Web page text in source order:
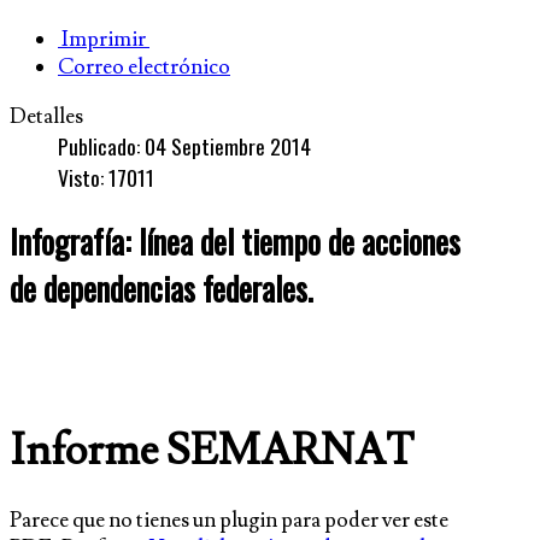
Imprimir
Correo electrónico
Detalles
Publicado: 04 Septiembre 2014
Visto: 17011
Infografía: línea del tiempo de acciones
de dependencias federales.
Informe SEMARNAT
Parece que no tienes un plugin para poder ver este